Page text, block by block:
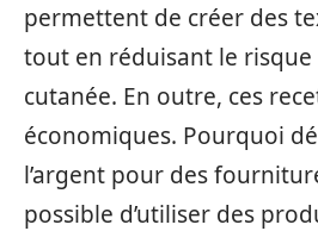
permettent de créer des
tout en réduisant le risque
cutanée. En outre, ces
économiques. Pourquoi
l’argent pour des
possible d’utiliser des